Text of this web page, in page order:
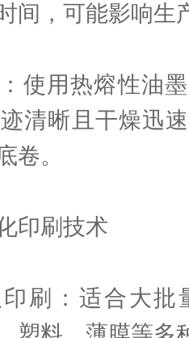
间，可能影响生
用热熔性油墨
清晰且干燥迅
卷。
刷技术
：适合大批